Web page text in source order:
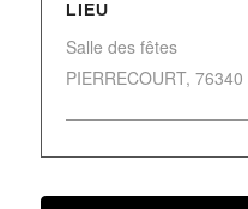
LIEU
Salle des fêtes
PIERRECOURT, 76340